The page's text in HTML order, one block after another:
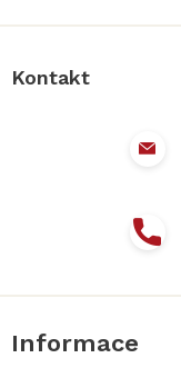
Kontakt
Informace